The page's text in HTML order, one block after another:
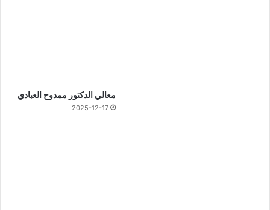
معالي الدكتور ممدوح العبادي
2025-12-17